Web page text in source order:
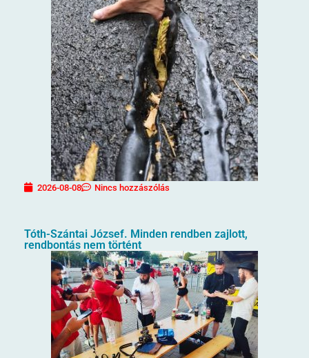
2026-08-08 Nincs hozzászólás
Tóth-Szántai József. Minden rendben zajlott,
rendbontás nem történt